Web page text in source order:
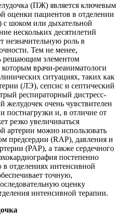
(ПЖ) является ключевым
оценки пациентов в отделении
шоком или дыхательной
нескольких десятилетий
незначительную роль в
Тем не менее,
решающим элементом
врачи-реаниматологи
ситуациях, таких как
(ЛЭ), сепсис и септический
респираторный дистресс-
очень чувствителен
постнагрузки и, в отличие от
резко увеличиваться
артерии можно использовать
предсердии (RAP), давления и
(PAP), а также сердечного
постепенно
отделениях интенсивной
точную,
оценку
интенсивной терапии.